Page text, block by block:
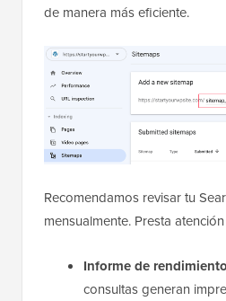
de manera más eficiente.
Recomendamos revisar tu
mensualmente. Presta
Informe de rendimiento
consultas generan